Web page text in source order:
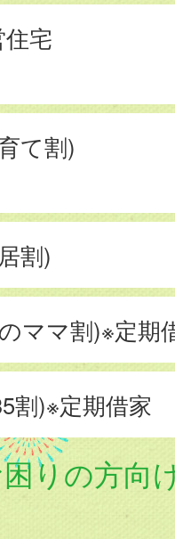
宅
て割)
割)
ママ割)※定期
割)※定期借家
りの方向